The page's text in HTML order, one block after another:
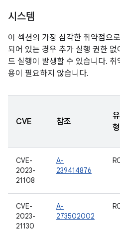
시스템
이 섹션의 가장 심각한 취약점으
되어 있는 경우 추가 실행 권한
드 실행이 발생할 수 있습니다.
용이 필요하지 않습니다.
CVE 참조
유
형
CVE-
2023-
21108
A-
239414876
CVE-
2023-
21130
A-
273502002